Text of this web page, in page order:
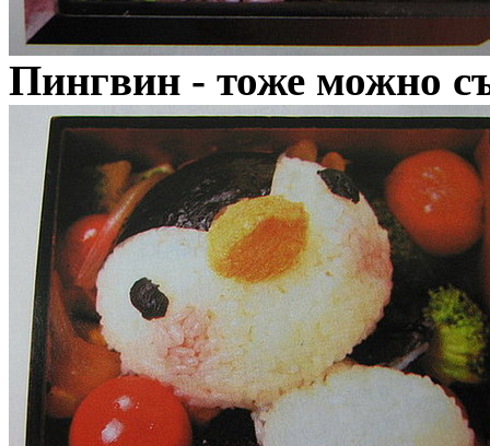
Пингвин - тоже можно